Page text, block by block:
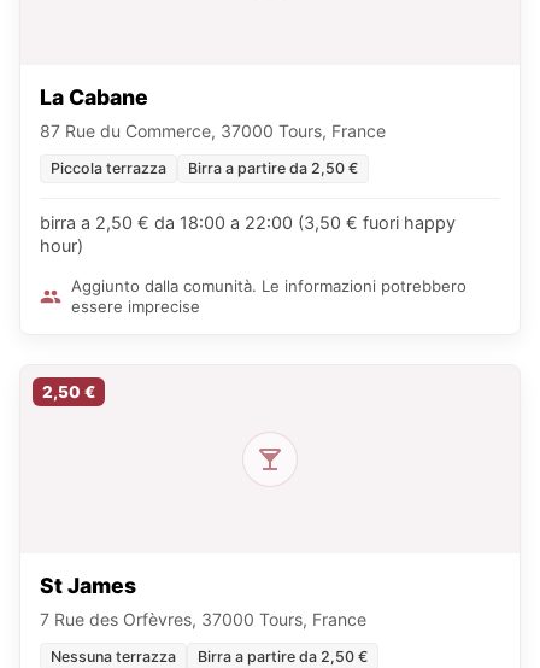
La Cabane
87 Rue du Commerce, 37000 Tours, France
Piccola terrazza Birra a partire da 2,50 €
birra a 2,50 € da 18:00 a 22:00 (3,50 € fuori happy
hour)
Aggiunto dalla comunità. Le informazioni potrebbero
essere imprecise
2,50 €
St James
7 Rue des Orfèvres, 37000 Tours, France
Nessuna terrazza Birra a partire da 2,50 €